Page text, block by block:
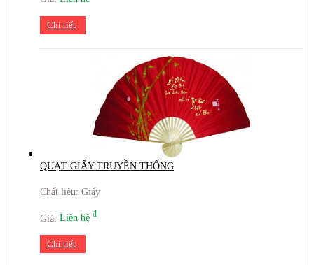
Chi tiết
QUẠT GIẤY TRUYỀN THỐNG
Chất liệu: Giấy
Giá: Liên hệ đ
Chi tiết